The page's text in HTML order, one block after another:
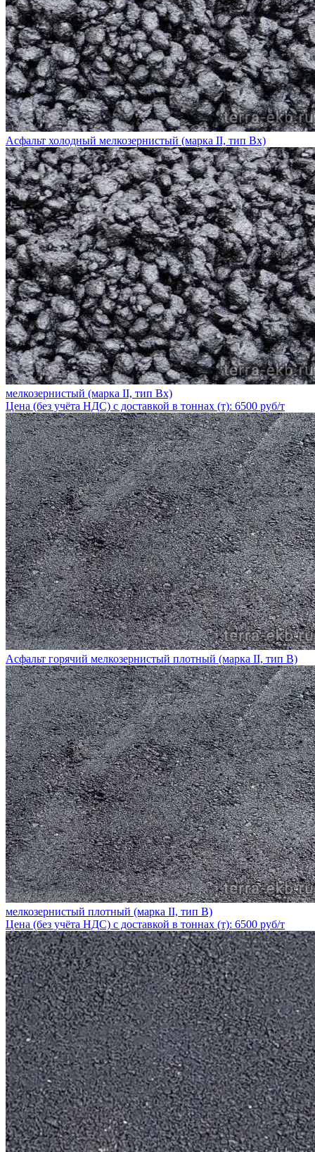
Асфальт холодный мелкозернистый (марка II, тип Вх)
мелкозернистый (марка II, тип Вх)
Цена (без учёта НДС) с доставкой в тоннах (т): 6500 руб/т
Асфальт горячий мелкозернистый плотный (марка II, тип В)
мелкозернистый плотный (марка II, тип В)
Цена (без учёта НДС) с доставкой в тоннах (т): 6500 руб/т